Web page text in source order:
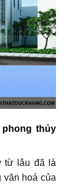
thủy
từ lâu đã là
văn hoá của